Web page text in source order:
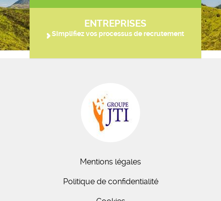
ENTREPRISES
Simplifiez vos processus de recrutement
Mentions légales
Politique de confidentialité